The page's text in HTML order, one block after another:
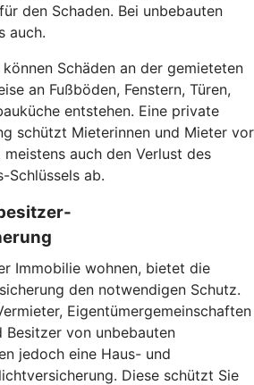
den Schaden. Bei unbebauten
auch.
Schäden an der gemieteten
an Fußböden, Fenstern, Türen,
entstehen. Eine private
schützt Mieterinnen und Mieter vor
auch den Verlust des
Schlüssels ab.
Immobilie wohnen, bietet die
den notwendigen Schutz.
Eigentümergemeinschaften
Besitzer von unbebauten
jedoch eine Haus- und
Diese schützt Sie